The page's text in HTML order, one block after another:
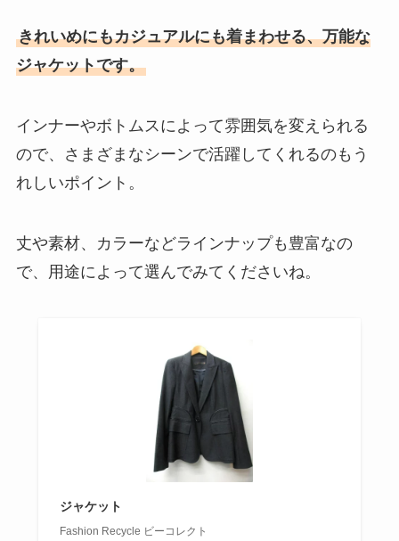
きれいめにもカジュアルにも着まわせる、万能な
ジャケットです。
インナーやボトムスによって雰囲気を変えられる
ので、さまざまなシーンで活躍してくれるのもう
れしいポイント。
丈や素材、カラーなどラインナップも豊富なの
で、用途によって選んでみてくださいね。
ジャケット
Fashion Recycle ビーコレクト